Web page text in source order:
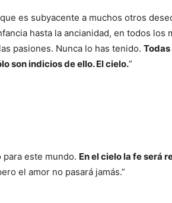
es subyacente a muchos otros
hasta la ancianidad, en todos los
pasiones. Nunca lo has tenido.
son indicios de ello. El cielo.”
para este mundo. En el cielo la fe será
el amor no pasará jamás.”